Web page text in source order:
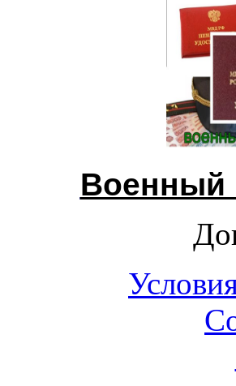
Военный